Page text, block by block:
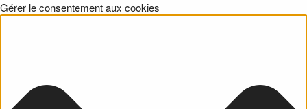
Gérer le consentement aux cookies